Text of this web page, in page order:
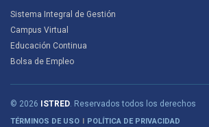
Sistema Integral de Gestión
Campus Virtual
Educación Continua
Bolsa de Empleo
© 2026 ISTRED. Reservados todos los derechos
TÉRMINOS DE USO POLÍTICA DE PRIVACIDAD